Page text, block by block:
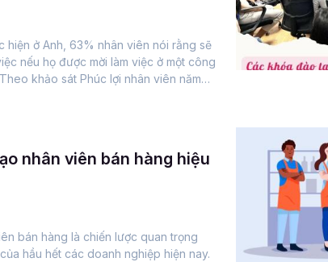
ở Anh, 63% nhân viên nói rằng sẽ
nếu họ được mời làm việc ở một công
khảo sát Phúc lợi nhân viên năm
nhân viên bán hàng hiệu
bán hàng là chiến lược quan trọng
hầu hết các doanh nghiệp hiện nay.